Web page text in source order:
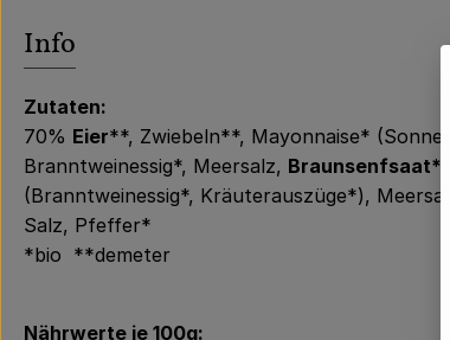
Info
Zutaten:
70% Eier**, Zwiebeln**, Mayonnaise*
Branntweinessig*, Meersalz, Braunsenfsaat*
(Branntweinessig*, Kräuterauszüge*),
Salz, Pfeffer*
*bio **demeter
Nährwerte je 100g: